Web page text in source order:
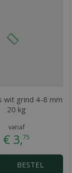
wit grind 4-8 mm
20 kg
vanaf
€ 3,75
BESTEL